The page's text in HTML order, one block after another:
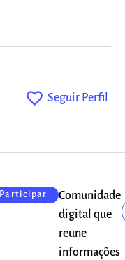
favorite_outline Seguir Perfil
Participar
Comunidade
digital que
reune
informações